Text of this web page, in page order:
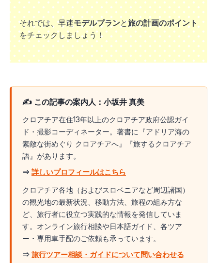
それでは、早速モデルプランと旅の計画のポイント
をチェックしましょう！
✍️ この記事の案内人：小坂井 真美
クロアチア在住13年以上のクロアチア政府公認ガイ
ド・撮影コーディネーター。著書に『アドリア海の
素敵な街めぐり クロアチアへ』『旅するクロアチア
語』があります。
⇒ 詳しいプロフィールはこちら
クロアチア各地（およびスロベニアなど周辺諸国）
の観光地の最新状況、移動方法、旅程の組み方な
ど、旅行者に役立つ実践的な情報を発信していま
す。オンライン旅行相談や日本語ガイド、各ツア
ー・専用車手配のご依頼も承っています。
⇒ 旅行ツアー相談・ガイドについて問い合わせる